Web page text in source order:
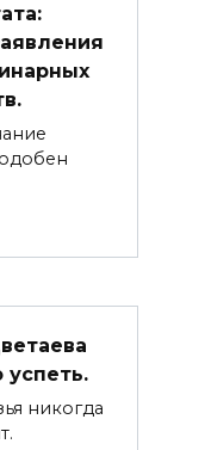
успеть.
никогда